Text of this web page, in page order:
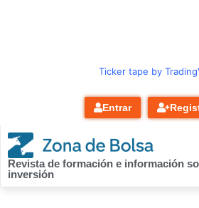
Ticker tape by
Entrar
Revista de formación e información
inversión